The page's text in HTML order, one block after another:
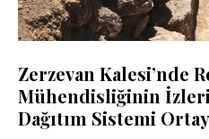
Zerzevan Kalesi’nde
Mühendisliğinin İzleri:
Dağıtım Sistemi